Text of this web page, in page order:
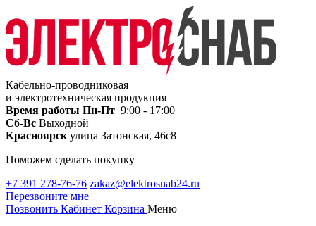
Кабельно-проводниковая
и электротехническая продукция
Время работы Пн-Пт 9:00 - 17:00
Сб-Вс Выходной
Красноярск улица Затонская, 46с8
Поможем сделать покупку
+7 391 278-76-76 zakaz@elektrosnab24.ru
Перезвоните мне
Позвонить Кабинет Корзина Меню